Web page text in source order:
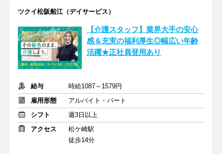
ツクイ松阪船江（デイサービス）
【介護スタッフ】業界大手の安心
感＆充実の福利厚生◎幅広い年齢
活躍★正社員登用あり
給与
時給1087～1579円
雇用形態
アルバイト・パート
シフト
週3日以上
アクセス
松ケ崎駅
徒歩14分